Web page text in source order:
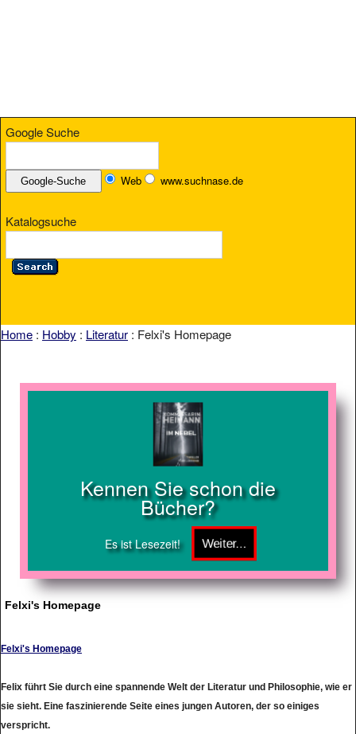
Google Suche
Web www.suchnase.de
Katalogsuche
Home : Hobby : Literatur : Felxi's Homepage
Kennen Sie schon die
Bücher?
Es ist Lesezeit!
Felxi's Homepage
Felxi's Homepage
Felix führt Sie durch eine spannende Welt der Literatur und Philosophie, wie er
sie sieht. Eine faszinierende Seite eines jungen Autoren, der so einiges
verspricht.